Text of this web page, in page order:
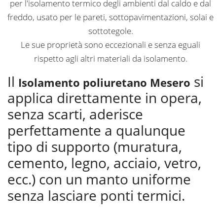
per l'isolamento termico degli ambienti dal caldo e dal
freddo, usato per le pareti, sottopavimentazioni, solai e
sottotegole.
Le sue proprietà sono eccezionali e senza eguali
rispetto agli altri materiali da isolamento.
Il Isolamento poliuretano Mesero si
applica direttamente in opera,
senza scarti, aderisce
perfettamente a qualunque
tipo di supporto (muratura,
cemento, legno, acciaio, vetro,
ecc.) con un manto uniforme
senza lasciare ponti termici.